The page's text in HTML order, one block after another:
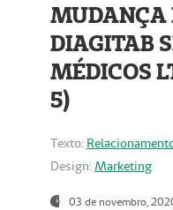
MUDANÇA
DIAGITAB
MÉDICOS
5)
Texto:
Design: Marketing
03 de novembro,